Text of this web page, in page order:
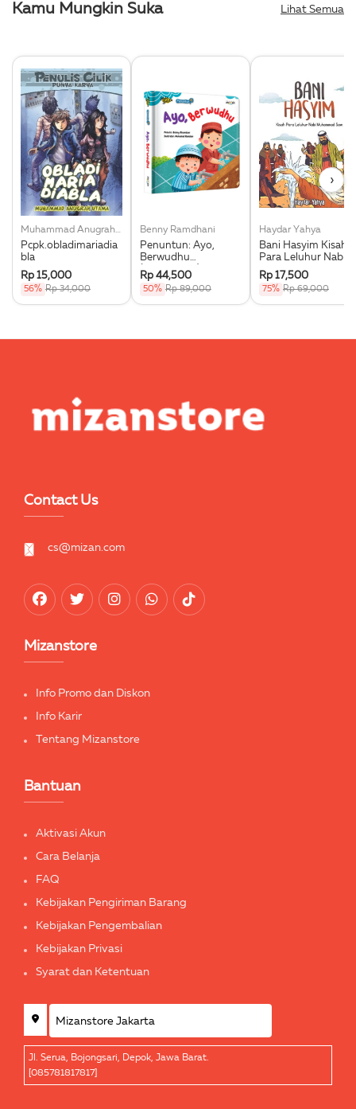
Kamu Mungkin Suka Lihat Semua
Muhammad Anugrah Utama
Pcpk.obladimariadia
bla
Rp 15,000
56% Rp 34,000
Benny Ramdhani
Penuntun: Ayo,
Berwudhu
(Boardbook)
Rp 44,500
50% Rp 89,000
Haydar Yahya
Bani Hasyim Kisah
Para Leluhur Nabi
Muhammad Saw.
Rp 17,500
75% Rp 69,000
›
Contact Us
cs@mizan.com
Mizanstore
Info Promo dan Diskon
Info Karir
Tentang Mizanstore
Bantuan
Aktivasi Akun
Cara Belanja
FAQ
Kebijakan Pengiriman Barang
Kebijakan Pengembalian
Kebijakan Privasi
Syarat dan Ketentuan
Jl. Serua, Bojongsari, Depok, Jawa Barat.
[085781817817]